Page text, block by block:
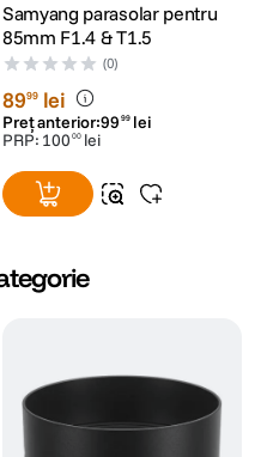
Samyang parasolar pentru
85mm F1.4 & T1.5
(0)
8999 lei
Preț anterior:99 99 lei
PRP: 100 00 lei